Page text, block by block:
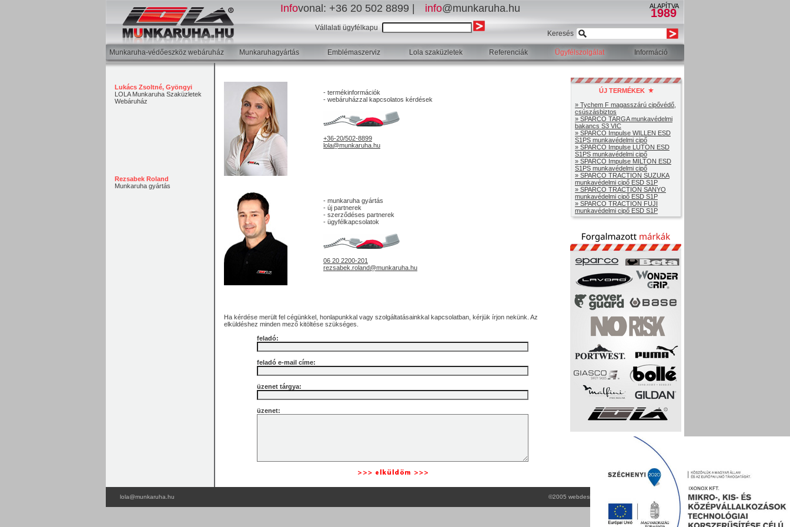
Infovonal: +36 20 502 8899 | info@munkaruha.hu
Vállalati ügyfélkapu
ALAPÍTVA
1989
Keresés
Munkaruha-védőeszköz webáruház Munkaruhagyártás Emblémaszerviz Lola szaküzletek Referenciák Ügyfélszolgálat Információ
Lukács Zsoltné, Gyöngyi
LOLA Munkaruha Szaküzletek
Webáruház
Rezsabek Roland
Munkaruha gyártás
- termékinformációk
- webáruházzal kapcsolatos kérdések
+36-20/502-8899
lola@munkaruha.hu
- munkaruha gyártás
- új partnerek
- szerződéses partnerek
- ügyfélkapcsolatok
06 20 2200-201
rezsabek.roland@munkaruha.hu
Ha kérdése merült fel cégünkkel, honlapunkkal vagy szolgáltatásainkkal kapcsolatban, kérjük írjon nekünk. Az
elküldéshez minden mező kitöltése szükséges.
feladó:
feladó e-mail címe:
üzenet tárgya:
üzenet:
ÚJ TERMÉKEK
» Tychem F magasszárú cipővédő,
csúszásbiztos
» SPARCO TARGA munkavédelmi
bakancs S3 VIC
» SPARCO Impulse WILLEN ESD
S1PS munkavédelmi cipő
» SPARCO Impulse LUTON ESD
S1PS munkavédelmi cipő
» SPARCO Impulse MILTON ESD
S1PS munkavédelmi cipő
» SPARCO TRACTION SUZUKA
munkavédelmi cipő ESD S1P
» SPARCO TRACTION SANYO
munkavédelmi cipő ESD S1P
» SPARCO TRACTION FUJI
munkavédelmi cipő ESD S1P
lola@munkaruha.hu ©2005 webdesign by flashpistols webműhely